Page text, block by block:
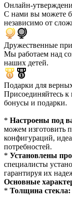
Онлайн-
С нами вы можете
независимо от
Дружественные
Мы работаем над
наших детей.
Подарки для
Присоединяйтесь
бонусы и подарки.
* Настроены под
можем изготовить
конфигураций,
потребностей.
* Установлены
специалисты
гарантируя их
Основные
* Толщина стекла: